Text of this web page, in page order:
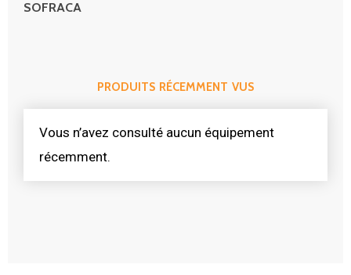
SOFRACA
PRODUITS RÉCEMMENT VUS
Vous n’avez consulté aucun équipement
récemment.